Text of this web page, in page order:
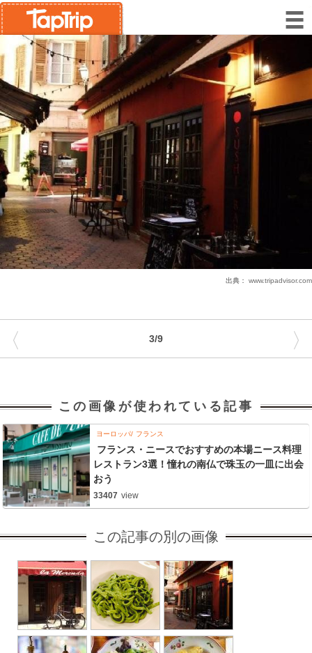
出典： www.tripadvisor.com
3/9
〈 〉
この画像が使われている記事
ヨーロッパ フランス
フランス・ニースでおすすめの本場ニース料理
レストラン3選！憧れの南仏で珠玉の一皿に出会
おう
33407 view
この記事の別の画像